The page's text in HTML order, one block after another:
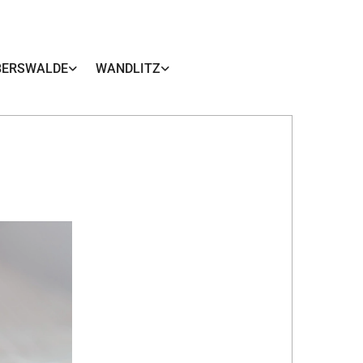
WANDLITZ